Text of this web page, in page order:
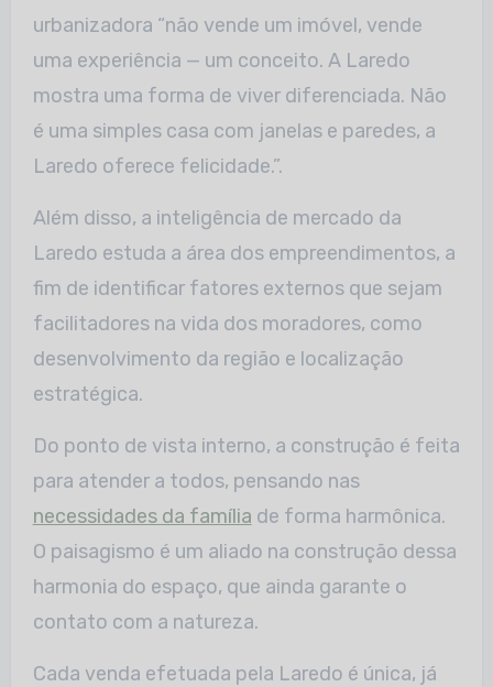
urbanizadora “não vende um imóvel, vende
uma experiência — um conceito. A Laredo
mostra uma forma de viver diferenciada. Não
é uma simples casa com janelas e paredes, a
Laredo oferece felicidade.”.
Além disso, a inteligência de mercado da
Laredo estuda a área dos empreendimentos, a
fim de identificar fatores externos que sejam
facilitadores na vida dos moradores, como
desenvolvimento da região e localização
estratégica.
Do ponto de vista interno, a construção é feita
para atender a todos, pensando nas
necessidades da família de forma harmônica.
O paisagismo é um aliado na construção dessa
harmonia do espaço, que ainda garante o
contato com a natureza.
Cada venda efetuada pela Laredo é única, já